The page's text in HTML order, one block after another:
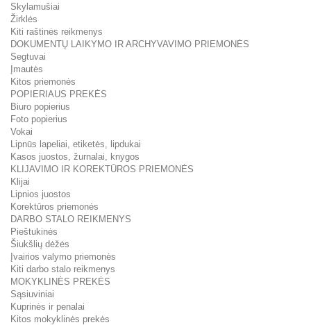
Skylamušiai
Žirklės
Kiti raštinės reikmenys
DOKUMENTŲ LAIKYMO IR ARCHYVAVIMO PRIEMONĖS
Segtuvai
Įmautės
Kitos priemonės
POPIERIAUS PREKĖS
Biuro popierius
Foto popierius
Vokai
Lipnūs lapeliai, etiketės, lipdukai
Kasos juostos, žurnalai, knygos
KLIJAVIMO IR KOREKTŪROS PRIEMONĖS
Klijai
Lipnios juostos
Korektūros priemonės
DARBO STALO REIKMENYS
Pieštukinės
Šiukšlių dėžės
Įvairios valymo priemonės
Kiti darbo stalo reikmenys
MOKYKLINĖS PREKĖS
Sąsiuviniai
Kuprinės ir penalai
Kitos mokyklinės prekės